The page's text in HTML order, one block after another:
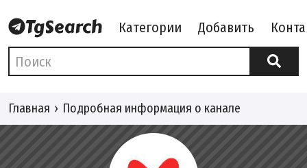
Категории Добавить
Главная Подробная информация о канале